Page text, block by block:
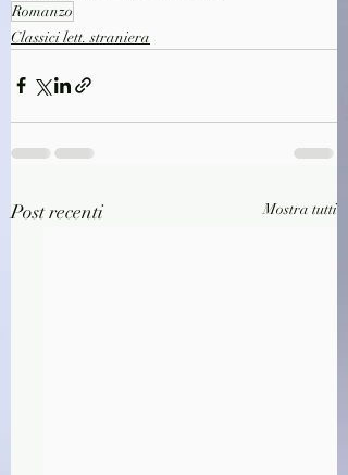
Romanzo
Classici lett. straniera
Post recenti Mostra tutti